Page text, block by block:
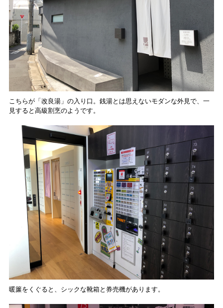
こちらが「改良湯」の入り口。銭湯とは思えないモダンな外見で、一
見すると高級割烹のようです。
暖簾をくぐると、シックな靴箱と券売機があります。